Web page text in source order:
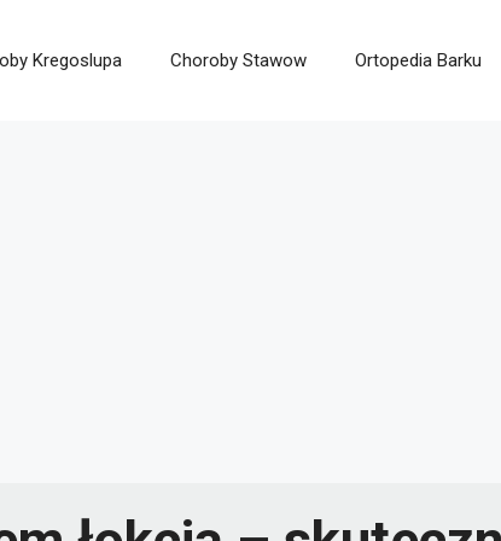
Kregoslupa Choroby Stawow Ortopedia Barku